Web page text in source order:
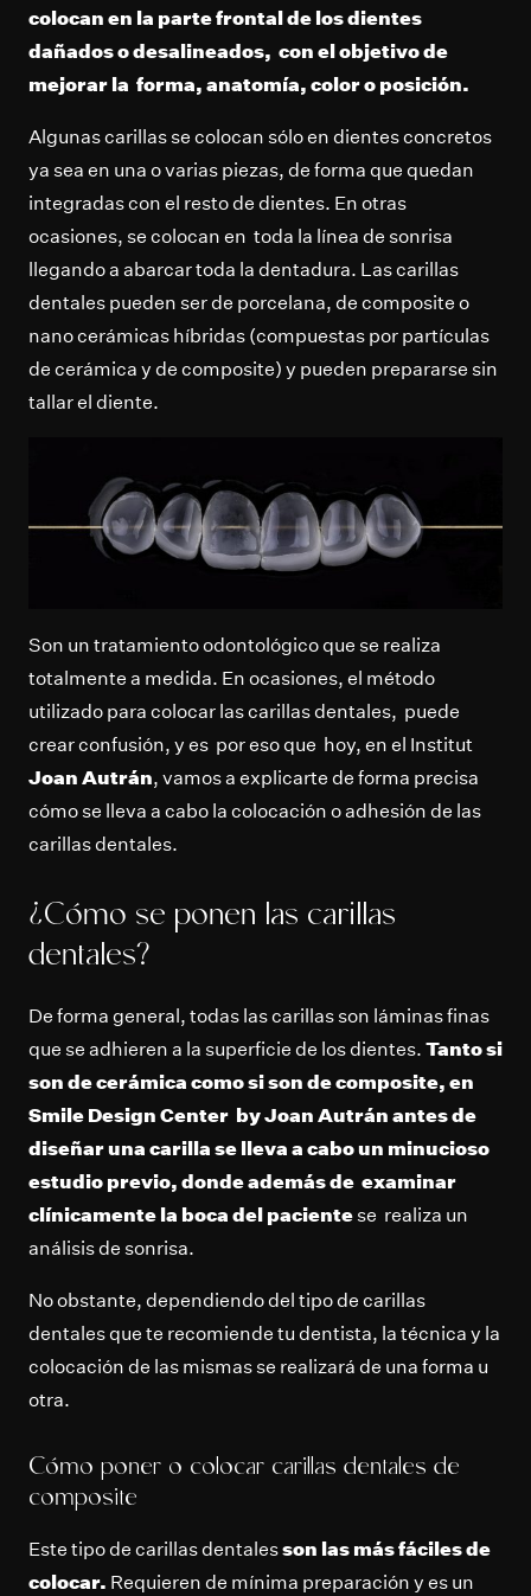
colocan en la parte frontal de los dientes
dañados o desalineados, con el objetivo de
mejorar la forma, anatomía, color o posición.
Algunas carillas se colocan sólo en dientes concretos
ya sea en una o varias piezas, de forma que quedan
integradas con el resto de dientes. En otras
ocasiones, se colocan en toda la línea de sonrisa
llegando a abarcar toda la dentadura. Las carillas
dentales pueden ser de porcelana, de composite o
nano cerámicas híbridas (compuestas por partículas
de cerámica y de composite) y pueden prepararse sin
tallar el diente.
Son un tratamiento odontológico que se realiza
totalmente a medida. En ocasiones, el método
utilizado para colocar las carillas dentales, puede
crear confusión, y es por eso que hoy, en el Institut
Joan Autrán, vamos a explicarte de forma precisa
cómo se lleva a cabo la colocación o adhesión de las
carillas dentales.
¿Cómo se ponen las carillas
dentales?
De forma general, todas las carillas son láminas finas
que se adhieren a la superficie de los dientes. Tanto si
son de cerámica como si son de composite, en
Smile Design Center by Joan Autrán antes de
diseñar una carilla se lleva a cabo un minucioso
estudio previo, donde además de examinar
clínicamente la boca del paciente se realiza un
análisis de sonrisa.
No obstante, dependiendo del tipo de carillas
dentales que te recomiende tu dentista, la técnica y la
colocación de las mismas se realizará de una forma u
otra.
Cómo poner o colocar carillas dentales de
composite
Este tipo de carillas dentalesson las más fáciles de
colocar. Requieren de mínima preparación y es un